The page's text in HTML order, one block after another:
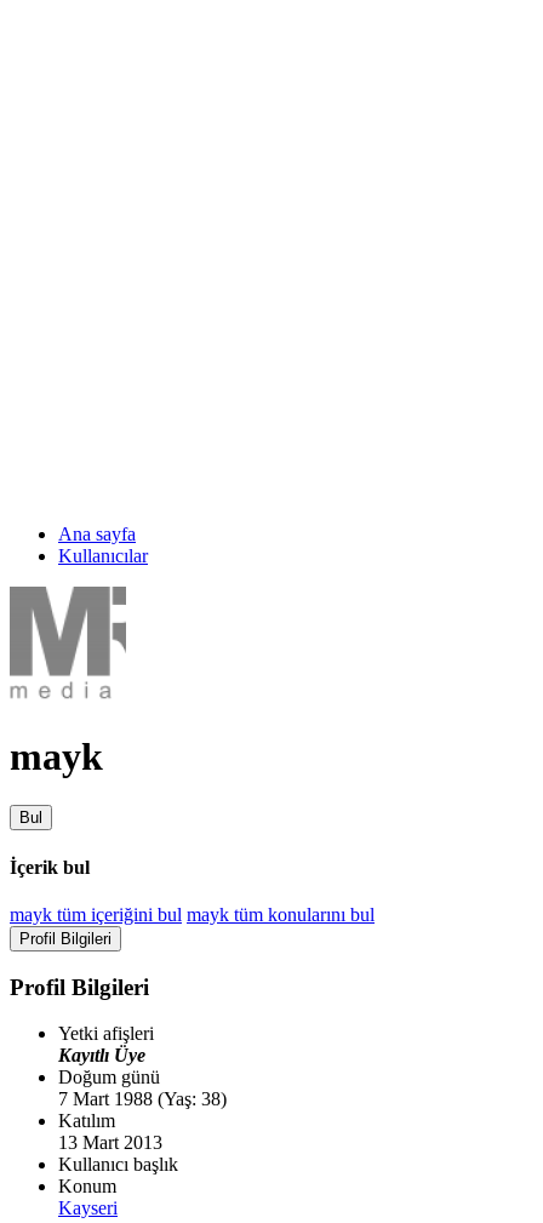
Ana sayfa
Kullanıcılar
mayk
Bul
İçerik bul
mayk tüm içeriğini bul mayk tüm konularını bul
Profil Bilgileri
Profil Bilgileri
Yetki afişleri
Kayıtlı Üye
Doğum günü
7 Mart 1988 (Yaş: 38)
Katılım
13 Mart 2013
Kullanıcı başlık
Konum
Kayseri